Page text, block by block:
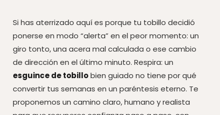
Si has aterrizado aquí es porque tu tobillo decidió
ponerse en modo “alerta” en el peor momento: un
giro tonto, una acera mal calculada o ese cambio
de dirección en el último minuto. Respira: un
esguince de tobillobien guiado no tiene por qué
convertir tus semanas en un paréntesis eterno. Te
proponemos un camino claro, humano y realista